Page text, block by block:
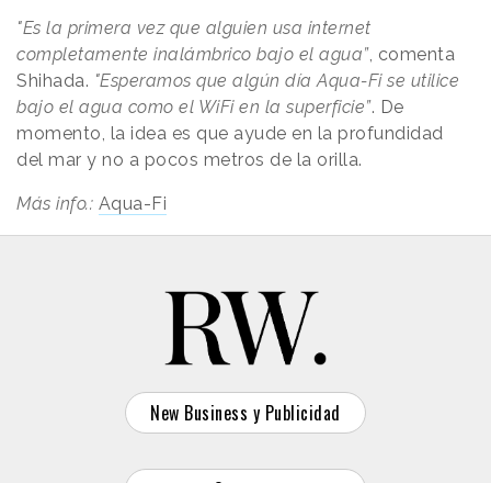
"Es la primera vez que alguien usa internet
completamente inalámbrico bajo el agua”, comenta
Shihada. "Esperamos que algún día Aqua-Fi se utilice
bajo el agua como el WiFi en la superficie”. De
momento, la idea es que ayude en la profundidad
del mar y no a pocos metros de la orilla.
Más info.: Aqua-Fi
New Business y Publicidad